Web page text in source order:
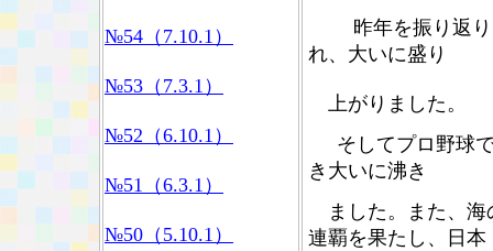
№54（7.10.1）
№53（7.3.1）
№52（6.10.1）
№51（6.3.1）
№50（5.10.1）
昨年を振り返り
れ、大いに盛り
上がりました。
そしてプロ野球
き大いに沸き
ました。また、
連覇を果たし、日本